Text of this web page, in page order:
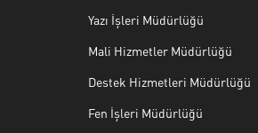
Yazı İşleri Müdürlüğü
Mali Hizmetler Müdürlüğü
Destek Hizmetleri Müdürlüğü
Fen İşleri Müdürlüğü